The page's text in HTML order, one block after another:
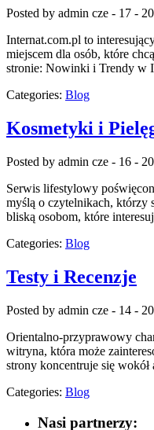
Posted by admin cze - 17 -
Internat.com.pl to
miejscem dla osób, które
stronie: Nowinki i Trendy w
Categories: Blog
Kosmetyki i
Posted by admin cze - 16 -
Serwis lifestylowy
myślą o czytelnikach, którzy
bliską osobom, które
Categories: Blog
Testy i Recenzje
Posted by admin cze - 14 -
Orientalno-przyprawowy
witryna, która może
strony koncentruje się
Categories: Blog
Nasi partnerzy: